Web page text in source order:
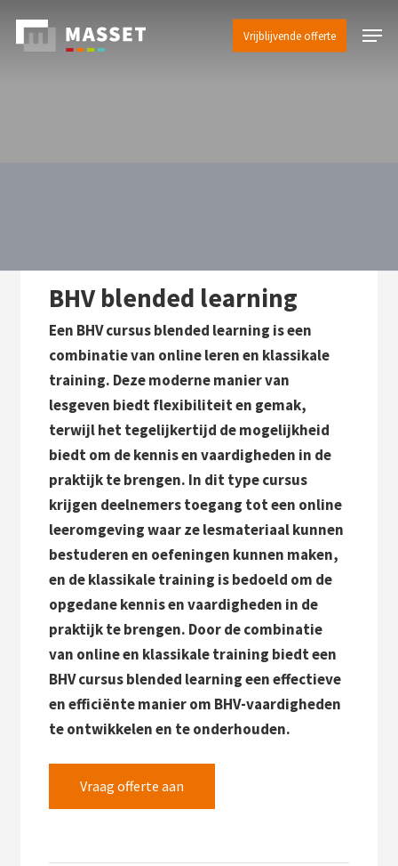
Vrijblijvende offerte Menu
BHV blended learning
Een BHV cursus blended learning is een
combinatie van online leren en klassikale
training. Deze moderne manier van
lesgeven biedt flexibiliteit en gemak,
terwijl het tegelijkertijd de mogelijkheid
biedt om de kennis en vaardigheden in de
praktijk te brengen. In dit type cursus
krijgen deelnemers toegang tot een online
leeromgeving waar ze lesmateriaal kunnen
bestuderen en oefeningen kunnen maken,
en de klassikale training is bedoeld om de
opgedane kennis en vaardigheden in de
praktijk te brengen. Door de combinatie
van online en klassikale training biedt een
BHV cursus blended learning een effectieve
en efficiënte manier om BHV-vaardigheden
te ontwikkelen en te onderhouden.
Vraag offerte aan